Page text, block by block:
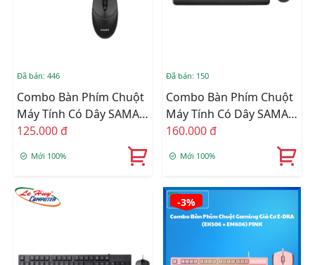
Đã bán: 446
Combo Bàn Phím Chuột
Máy Tính Có Dây SAMA
MK100
125.000 đ
Mới 100%
Đã bán: 150
Combo Bàn Phím Chuột
Máy Tính Có Dây SAMA
MK160
160.000 đ
Mới 100%
-3%